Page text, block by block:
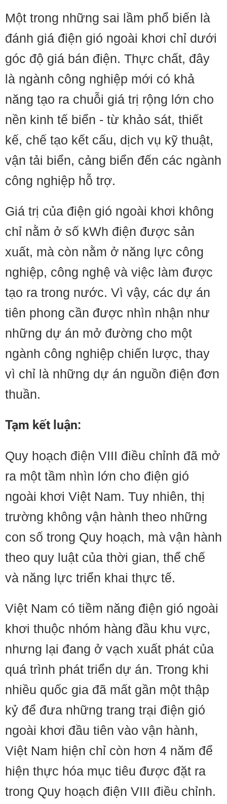
Một trong những sai lầm phổ biến là
đánh giá điện gió ngoài khơi chỉ dưới
góc độ giá bán điện. Thực chất, đây
là ngành công nghiệp mới có khả
năng tạo ra chuỗi giá trị rộng lớn cho
nền kinh tế biển - từ khảo sát, thiết
kế, chế tạo kết cấu, dịch vụ kỹ thuật,
vận tải biển, cảng biển đến các ngành
công nghiệp hỗ trợ.
Giá trị của điện gió ngoài khơi không
chỉ nằm ở số kWh điện được sản
xuất, mà còn nằm ở năng lực công
nghiệp, công nghệ và việc làm được
tạo ra trong nước. Vì vậy, các dự án
tiên phong cần được nhìn nhận như
những dự án mở đường cho một
ngành công nghiệp chiến lược, thay
vì chỉ là những dự án nguồn điện đơn
thuần.
Tạm kết luận:
Quy hoạch điện VIII điều chỉnh đã mở
ra một tầm nhìn lớn cho điện gió
ngoài khơi Việt Nam. Tuy nhiên, thị
trường không vận hành theo những
con số trong Quy hoạch, mà vận hành
theo quy luật của thời gian, thể chế
và năng lực triển khai thực tế.
Việt Nam có tiềm năng điện gió ngoài
khơi thuộc nhóm hàng đầu khu vực,
nhưng lại đang ở vạch xuất phát của
quá trình phát triển dự án. Trong khi
nhiều quốc gia đã mất gần một thập
kỷ để đưa những trang trại điện gió
ngoài khơi đầu tiên vào vận hành,
Việt Nam hiện chỉ còn hơn 4 năm để
hiện thực hóa mục tiêu được đặt ra
trong Quy hoạch điện VIII điều chỉnh.